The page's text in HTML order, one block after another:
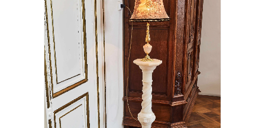
Jindřich Halabala (5x)
Marcel Breuer (2x)
Thonet (2x)
Adolf Born (1x)
Albín Brunovský (1x)
VŠICHNI AUTOŘI